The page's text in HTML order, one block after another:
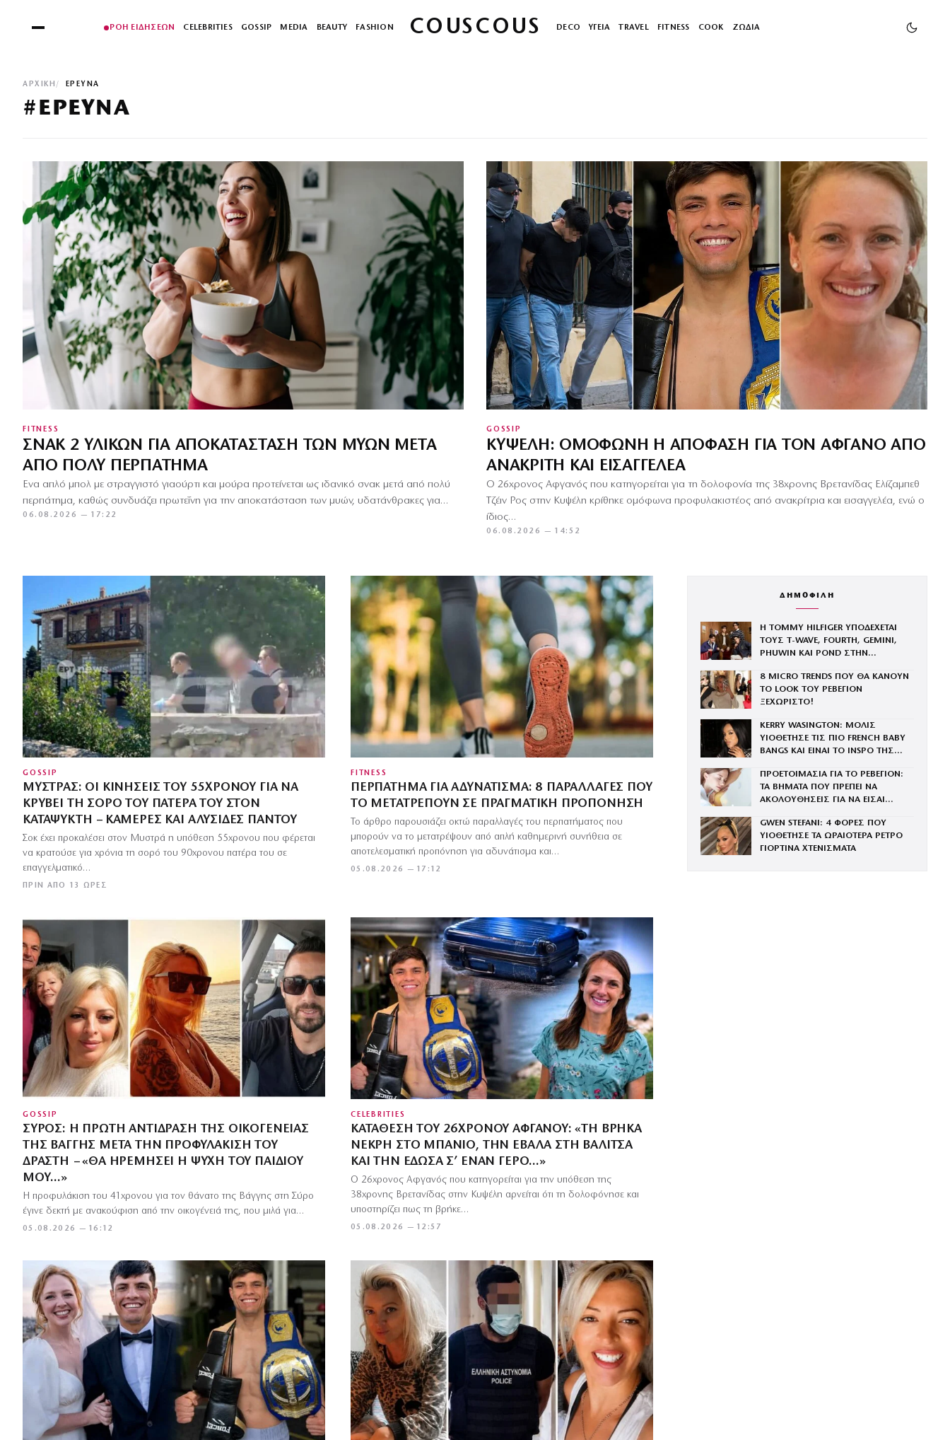
ΡΟΗ ΕΙΔΗΣΕΩΝ CELEBRITIES GOSSIP MEDIA BEAUTY FASHION COUSCOUS DECO ΥΓΕΙΑ TRAVEL FITNESS COOK ΖΩΔΙΑ
ΑΡΧΙΚΉ ΕΡΕΥΝΑ
#ΕΡΕΥΝΑ
FITNESS
ΣΝΑΚ 2 ΥΛΙΚΏΝ ΓΙΑ ΑΠΟΚΑΤΆΣΤΑΣΗ ΤΩΝ ΜΥΏΝ ΜΕΤΆ
ΑΠΌ ΠΟΛΎ ΠΕΡΠΆΤΗΜΑ
Ένα απλό μπολ με στραγγιστό γιαούρτι και μούρα προτείνεται ως ιδανικό σνακ μετά από πολύ
περπάτημα, καθώς συνδυάζει πρωτεΐνη για την αποκατάσταση των μυών, υδατάνθρακες για…
06.08.2026 — 17:22
GOSSIP
ΚΥΨΈΛΗ: ΟΜΌΦΩΝΗ Η ΑΠΌΦΑΣΗ ΓΙΑ ΤΟΝ ΑΦΓΑΝΌ ΑΠΌ
ΑΝΑΚΡΙΤΉ ΚΑΙ ΕΙΣΑΓΓΕΛΈΑ
Ο 26χρονος Αφγανός που κατηγορείται για τη δολοφονία της 38χρονης Βρετανίδας Ελίζαμπεθ
Τζέιν Ρος στην Κυψέλη κρίθηκε ομόφωνα προφυλακιστέος από ανακρίτρια και εισαγγελέα, ενώ ο
ίδιος…
06.08.2026 — 14:52
GOSSIP
ΜΥΣΤΡΆΣ: ΟΙ ΚΙΝΉΣΕΙΣ ΤΟΥ 55ΧΡΟΝΟΥ ΓΙΑ ΝΑ
ΚΡΎΒΕΙ ΤΗ ΣΟΡΌ ΤΟΥ ΠΑΤΈΡΑ ΤΟΥ ΣΤΟΝ
ΚΑΤΑΨΎΚΤΗ – ΚΆΜΕΡΕΣ ΚΑΙ ΑΛΥΣΊΔΕΣ ΠΑΝΤΟΎ
ΠΡΙΝ ΑΠΌ 13 ΏΡΕΣ
Σοκ έχει προκαλέσει στον Μυστρά η υπόθεση 55χρονου που φέρεται
να κρατούσε για χρόνια τη σορό του 90χρονου πατέρα του σε
επαγγελματικό…
FITNESS
ΠΕΡΠΆΤΗΜΑ ΓΙΑ ΑΔΥΝΆΤΙΣΜΑ: 8 ΠΑΡΑΛΛΑΓΈΣ ΠΟΥ
ΤΟ ΜΕΤΑΤΡΈΠΟΥΝ ΣΕ ΠΡΑΓΜΑΤΙΚΉ ΠΡΟΠΌΝΗΣΗ
05.08.2026 — 17:12
Το άρθρο παρουσιάζει οκτώ παραλλαγές του περπατήματος που
μπορούν να το μετατρέψουν από απλή καθημερινή συνήθεια σε
αποτελεσματική προπόνηση για αδυνάτισμα και…
GOSSIP
ΣΎΡΟΣ: Η ΠΡΏΤΗ ΑΝΤΊΔΡΑΣΗ ΤΗΣ ΟΙΚΟΓΈΝΕΙΑΣ
ΤΗΣ ΒΆΓΓΗΣ ΜΕΤΆ ΤΗΝ ΠΡΟΦΥΛΆΚΙΣΗ ΤΟΥ
ΔΡΆΣΤΗ – «ΘΑ ΗΡΕΜΉΣΕΙ Η ΨΥΧΉ ΤΟΥ ΠΑΙΔΙΟΎ
ΜΟΥ…»
05.08.2026 — 16:12
Η προφυλάκιση του 41χρονου για τον θάνατο της Βάγγης στη Σύρο
έγινε δεκτή με ανακούφιση από την οικογένειά της, που μιλά για…
CELEBRITIES
ΚΑΤΆΘΕΣΗ ΤΟΥ 26ΧΡΟΝΟΥ ΑΦΓΑΝΟΎ: «ΤΗ ΒΡΉΚΑ
ΝΕΚΡΉ ΣΤΟ ΜΠΆΝΙΟ, ΤΗΝ ΈΒΑΛΑ ΣΤΗ ΒΑΛΊΤΣΑ
ΚΑΙ ΤΗΝ ΈΔΩΣΑ Σ’ ΈΝΑΝ ΓΈΡΟ…»
05.08.2026 — 12:57
Ο 26χρονος Αφγανός που κατηγορείται για την υπόθεση της
38χρονης Βρετανίδας στην Κυψέλη αρνείται ότι τη δολοφόνησε και
υποστηρίζει πως τη βρήκε…
ΔΗΜΟΦΙΛΗ
Η TOMMY HILFIGER ΥΠΟΔΕΧΕΤΑΙ
ΤΟΥΣ Τ-WAVE, FOURTH, GEMINI,
PHUWIN ΚΑΙ POND ΣΤΗΝ
8 MICRO TRENDS ΠΟΥ ΘΑ ΚΑΝΟΥΝ
ΤΟ LOOK ΤΟΥ ΡΕΒΕΓΙΟΝ
ΞΕΧΩΡΙΣΤΟ!
KERRY WASINGTON: ΜΟΛΙΣ
ΥΙΟΘΕΤΗΣΕ ΤΙΣ ΠΙΟ FRENCH BABY
BANGS ΚΑΙ ΕΙΝΑΙ ΤΟ INSPO ΤΗΣ
ΠΡΟΕΤΟΙΜΑΣΙΑ ΓΙΑ ΤΟ ΡΕΒΕΓΙΟΝ:
ΤΑ ΒΗΜΑΤΑ ΠΟΥ ΠΡΕΠΕΙ ΝΑ
ΑΚΟΛΟΥΘΗΣΕΙΣ ΓΙΑ ΝΑ ΕΙΣΑΙ
ΒΡΑΔΙΑ ΤΟΥ ΧΡΟΝΟΥ
GWEN STEFANI: 4 ΦΟΡΕΣ ΠΟΥ
ΥΙΟΘΕΤΗΣΕ ΤΑ ΩΡΑΙΟΤΕΡΑ ΡΕΤΡΟ
ΓΙΟΡΤΙΝΑ ΧΤΕΝΙΣΜΑΤΑ